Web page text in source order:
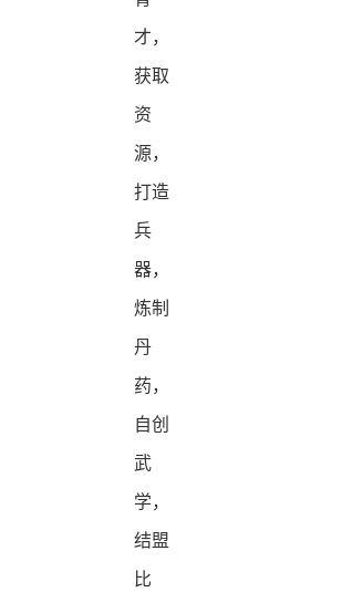
才，
获取
资
源，
打造
兵
器，
炼制
丹
药，
自创
武
学，
结盟
比